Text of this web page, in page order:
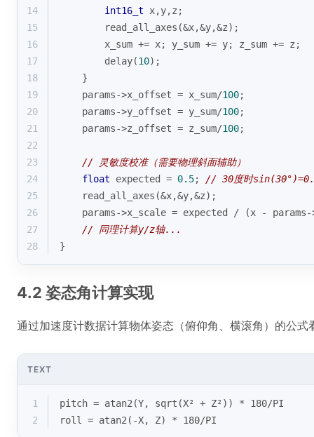
14 int16_t x,y,z;
15
        read_all_axes(&x,&y,&z);
16
        x_sum += x; y_sum += y; z_sum += z;
17
        delay(
10);
18
    }
19
    params->x_offset = x_sum/
100;
20
    params->y_offset = y_sum/
100;
21
    params->z_offset = z_sum/
100;
22
23
// 灵敏度校准（需要物理斜面辅助）
24
float expected = 0.5; // 30度时
25
    read_all_axes(&x,&y,&z);
26
params->x_scale = expected / (x -
27
// 同理计算y/z轴...
28
}
4.2 姿态角计算实现
通过加速度计数据计算物体姿态（俯仰角、横滚角）的公式
TEXT
1
pitch = atan2(Y, sqrt(X² + Z²)) * 180/PI
2
roll = atan2(-X, Z) * 180/PI